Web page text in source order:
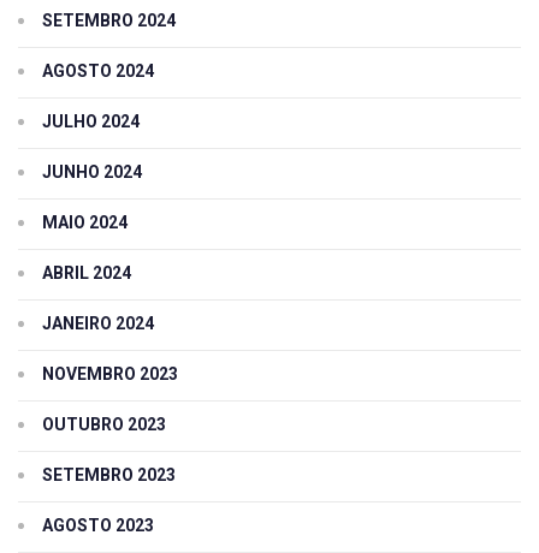
SETEMBRO 2024
AGOSTO 2024
JULHO 2024
JUNHO 2024
MAIO 2024
ABRIL 2024
JANEIRO 2024
NOVEMBRO 2023
OUTUBRO 2023
SETEMBRO 2023
AGOSTO 2023